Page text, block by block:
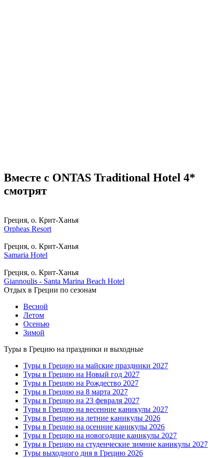
Вместе с ONTAS Traditional Hotel 4*
смотрят
Греция, о. Крит-Ханья
Orpheas Resort
Греция, о. Крит-Ханья
Samaria Hotel
Греция, о. Крит-Ханья
Giannoulis - Santa Marina Beach Hotel
Отдых в Греции по сезонам
Весной
Летом
Осенью
Зимой
Туры в Грецию на праздники и выходные
Туры в Грецию на майские праздники 2027
Туры в Грецию на Новый год 2027
Туры в Грецию на Рождество 2027
Туры в Грецию на 8 марта 2027
Туры в Грецию на 23 февраля 2027
Туры в Грецию на весенние каникулы 2027
Туры в Грецию на летние каникулы 2026
Туры в Грецию на осенние каникулы 2026
Туры в Грецию на новогодние каникулы 2027
Туры в Грецию на студенческие зимние каникулы 2027
Туры выходного дня в Грецию 2026